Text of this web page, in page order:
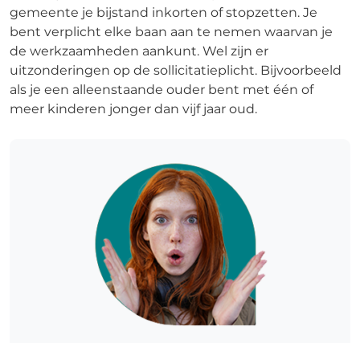
gemeente je bijstand inkorten of stopzetten. Je
bent verplicht elke baan aan te nemen waarvan je
de werkzaamheden aankunt. Wel zijn er
uitzonderingen op de sollicitatieplicht. Bijvoorbeeld
als je een alleenstaande ouder bent met één of
meer kinderen jonger dan vijf jaar oud.